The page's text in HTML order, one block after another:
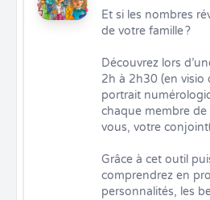
Et si les nombres
de votre famille ?
Découvrez lors
2h à 2h30 (en visio
portrait
chaque membre de
vous, votre
Grâce à cet outil
comprendrez en
personnalités, les